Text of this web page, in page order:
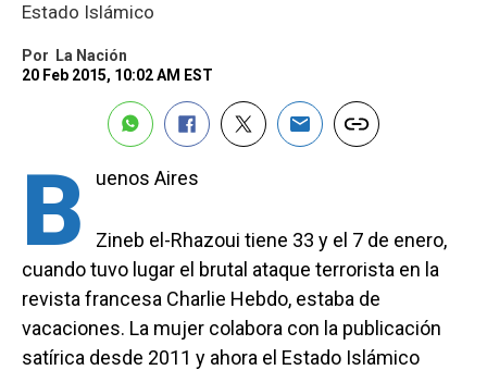
Estado Islámico
Por
La Nación
20 Feb 2015, 10:02 AM EST
B uenos Aires
Zineb el-Rhazoui tiene 33 y el 7 de enero,
cuando tuvo lugar el brutal ataque terrorista en la
revista francesa Charlie Hebdo, estaba de
vacaciones. La mujer colabora con la publicación
satírica desde 2011 y ahora el Estado Islámico